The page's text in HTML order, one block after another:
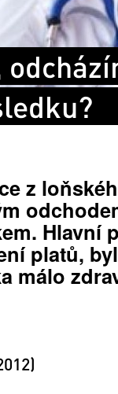
z
Hlavní
platů,
málo